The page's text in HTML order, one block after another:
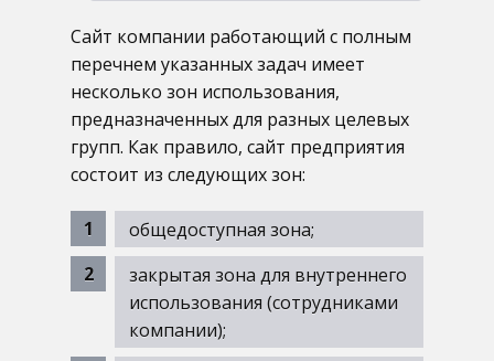
Сайт компании работающий с полным
перечнем указанных задач имеет
несколько зон использования,
предназначенных для разных целевых
групп. Как правило, сайт предприятия
состоит из следующих зон:
общедоступная зона;
закрытая зона для внутреннего
использования (сотрудниками
компании);